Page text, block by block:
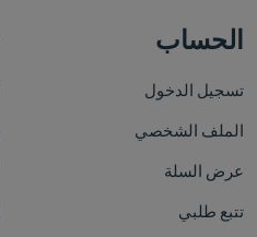
الحساب
تسجيل الدخول
الملف الشخصي
عرض السلة
تتبع طلبي